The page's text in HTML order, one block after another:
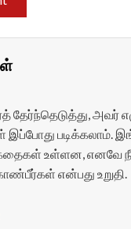
தேர்ந்தெடுத்து, அவர்
படிக்கலாம்.
உள்ளன, எனவே
என்பது உறுதி.